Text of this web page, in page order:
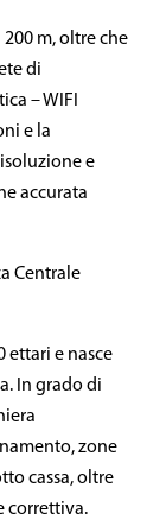
m, oltre che
di
– WIFI
e la
e
accurata
Centrale
ettari e nasce
In grado di
zone
cassa, oltre
correttiva.